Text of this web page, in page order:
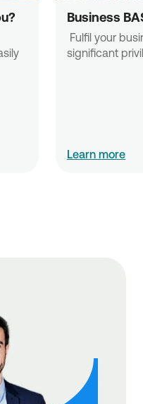
Business
significant
Learn more